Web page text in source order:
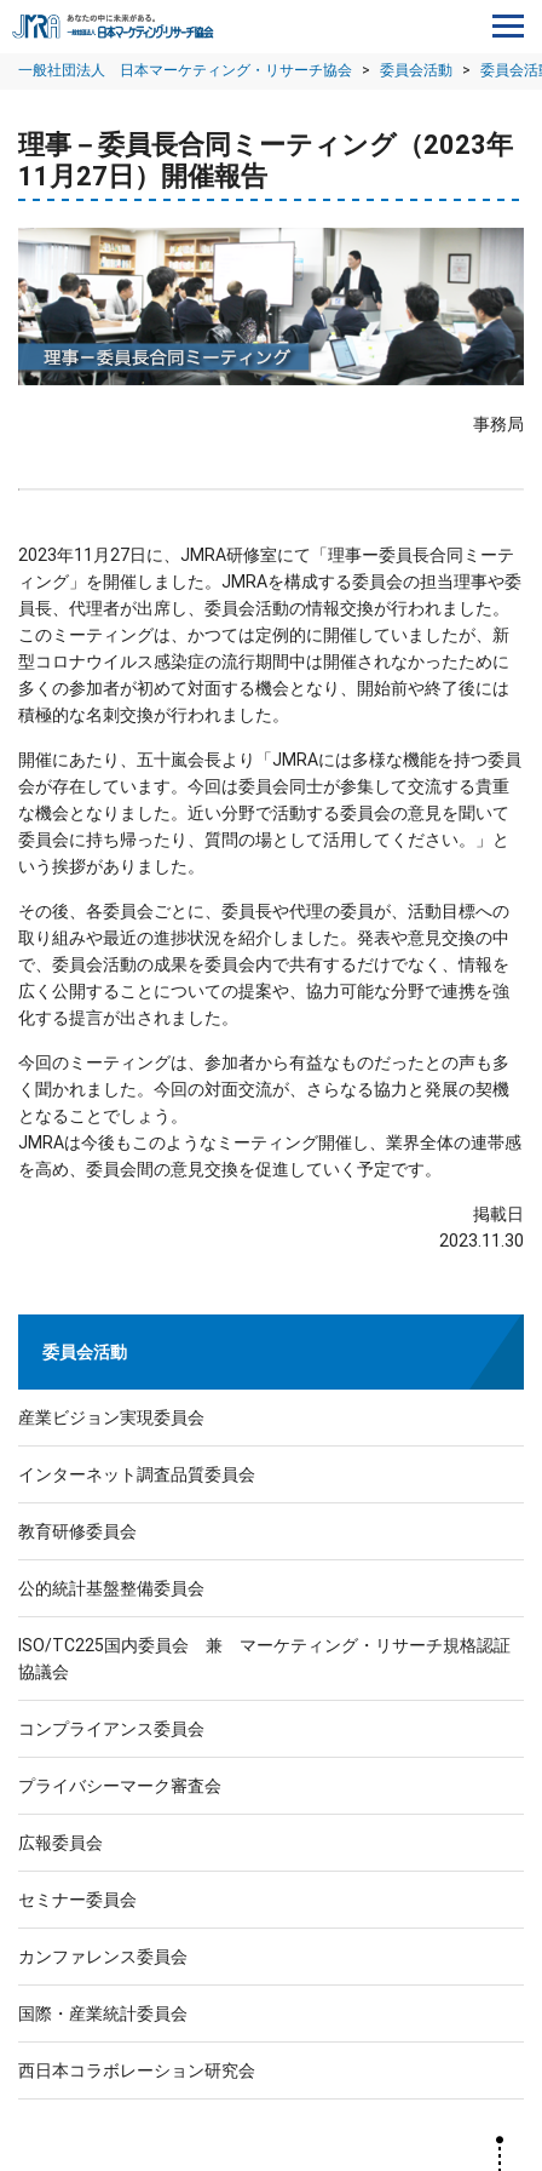
一般社団法人 日本マーケティング・リサーチ協会 > 委員会活動 > 委員会活
理事－委員長合同ミーティング（2023年
11月27日）開催報告
事務局
2023年11月27日に、JMRA研修室にて「理事ー委員長合同ミーテ
ィング」を開催しました。JMRAを構成する委員会の担当理事や委
員長、代理者が出席し、委員会活動の情報交換が行われました。
このミーティングは、かつては定例的に開催していましたが、新
型コロナウイルス感染症の流行期間中は開催されなかったために
多くの参加者が初めて対面する機会となり、開始前や終了後には
積極的な名刺交換が行われました。
開催にあたり、五十嵐会長より「JMRAには多様な機能を持つ委員
会が存在しています。今回は委員会同士が参集して交流する貴重
な機会となりました。近い分野で活動する委員会の意見を聞いて
委員会に持ち帰ったり、質問の場として活用してください。」と
いう挨拶がありました。
その後、各委員会ごとに、委員長や代理の委員が、活動目標への
取り組みや最近の進捗状況を紹介しました。発表や意見交換の中
で、委員会活動の成果を委員会内で共有するだけでなく、情報を
広く公開することについての提案や、協力可能な分野で連携を強
化する提言が出されました。
今回のミーティングは、参加者から有益なものだったとの声も多
く聞かれました。今回の対面交流が、さらなる協力と発展の契機
となることでしょう。
JMRAは今後もこのようなミーティング開催し、業界全体の連帯感
を高め、委員会間の意見交換を促進していく予定です。
掲載日
2023.11.30
委員会活動
産業ビジョン実現委員会
インターネット調査品質委員会
教育研修委員会
公的統計基盤整備委員会
ISO/TC225国内委員会 兼 マーケティング・リサーチ規格認証
協議会
コンプライアンス委員会
プライバシーマーク審査会
広報委員会
セミナー委員会
カンファレンス委員会
国際・産業統計委員会
西日本コラボレーション研究会